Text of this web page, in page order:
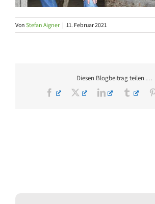
Von Stefan Aigner | 11. Februar 2021
Diesen Blogbeitrag teilen …
Facebook
X LinkedInTumblr